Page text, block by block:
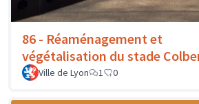
86 - Réaménagement et
végétalisation du stade
Ville de Lyon 1 0